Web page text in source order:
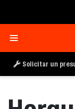
Solicitar un